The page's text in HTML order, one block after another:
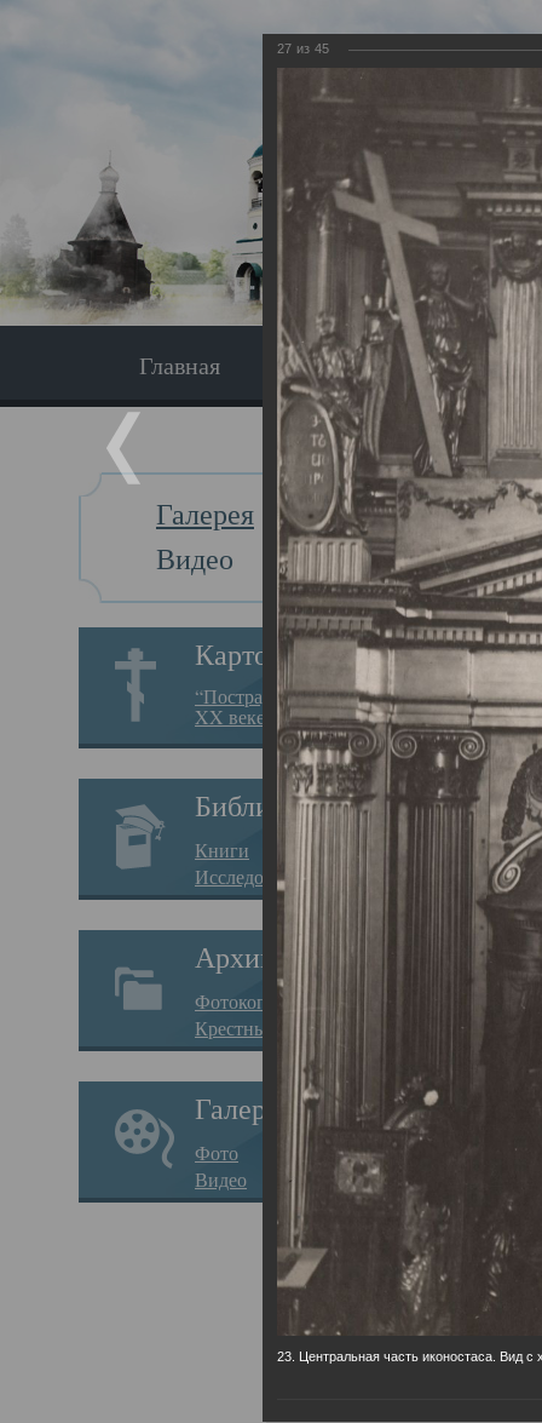
Главная Экскурсия
Галерея
Видео
Картотека
“Пострадавшие за веру в
XX веке на Севере”
Библиотека
Книги
Исследования
Архив
Фотокопии дел
Крестные ходы
Галерея
Фото
Видео
Главная
27 из 45
23. Центральная часть иконостаса. Вид с